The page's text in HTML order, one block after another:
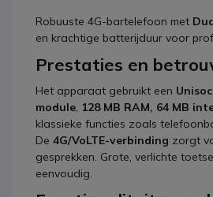
Robuuste 4G-bartelefoon met
en krachtige batterijduur voor
Prestaties en
Het apparaat gebruikt een
module, 128 MB RAM, 64 MB
klassieke functies zoals
De 4G/VoLTE-verbinding zorgt
gesprekken. Grote, verlichte
eenvoudig.